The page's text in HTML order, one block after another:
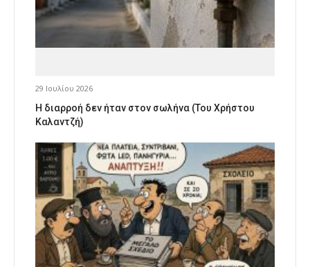
29 Ιουλίου 2026
Η διαρροή δεν ήταν στον σωλήνα (Του Χρήστου
Καλαντζή)